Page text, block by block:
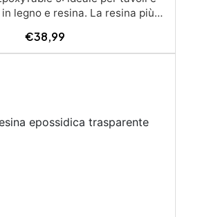
legno e resina. La resina più
di alto spessore fino a 5 cm.
Realizzazione di tavoli in
stampi e cassaforme
principali: ✅ Bassissima
€38,99